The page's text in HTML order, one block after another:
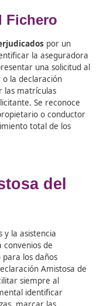
a la Dirección
sobre qué
incumplimiento se
. Para
realizar
en el FIVA es real
losperjudicados
identificar la
o la
las matrículas
solicitante. Se
del propietario o
total de